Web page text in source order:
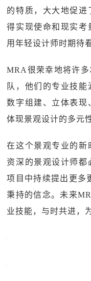
的特质，大大地促进
得实现使命和现实考
用年轻设计师时期待
MRA很荣幸地将许
队，他们的专业技能
数字组建、立体表现
体现景观设计的多元
在这个景观专业的新
资深的景观设计师都
项目中持续提出更多
秉持的信念。未来
业技能，与时共进，